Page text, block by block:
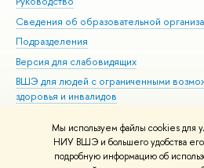
Мы используем файлы cookies для
НИУ ВШЭ и большего удобства его
подробную информацию об
Сведения об образовательной
Подразделения
Версия для слабовидящих
ВШЭ для людей с ограниченными
здоровья и инвалидов